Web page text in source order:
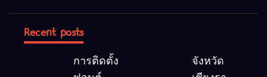
Recent posts
การติดตั้ง
จังหวัด